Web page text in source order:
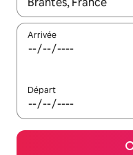
Arrivée
Départ